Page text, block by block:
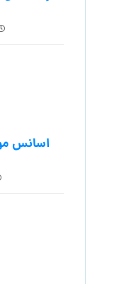
اسانس